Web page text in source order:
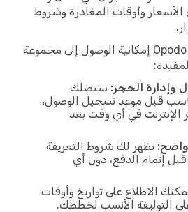
وأوقات المغادرة وشروط
يمنحك الحجز من خلال Opodo إمكانية الوصول إلى مجموعة
وإدارة الحجز: ستصلك
قبل موعد تسجيل الوصول،
الإنترنت في أي وقت بعد
واضح: تظهر لك شروط التعريفة
قبل إتمام الدفع، دون أي
الاطلاع على تواريخ وأوقات
التوليفة الأنسب لخططك.